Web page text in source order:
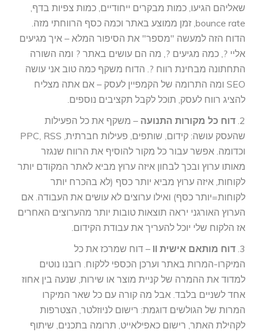
שאליהם הגיעו, כמות מבקרים ייחודיים, כמות צפיות בדף,
bounce rate, זמן ממוצע באתר וכמה כסף הרווחתי מזה.
הדוח הזה למעשה "מספר" את הסיפור המלא – איך מגיעים
אליי ?, כמה מגיעים ?, מה הם עושים באתר ? ומה השורה
התחתונה מבחינת רווח ?. הדוח משקף כמה טוב אני עושה
SEO ומה התרומה של הקמפיין לעסק – אם אתה מצליח
להציג רווח לעסק, תוכל לקבל תקציבים נוספים.
2. דוח כל מקורות התנועה – משקף את כל הפעילות
שהעסק עושה: קידום, שותפים, פעילות חברתית, PPC, RSS
וכדומה. אפשר עבור כל מקור להוסיף את הרווח שנגזר
מאותו ערוץ ובכך לבחון איזה ערוץ מביא לאתר המקודם יותר
לקוחות, איזה ערוץ מביא יותר כסף (לא בהכרח יותר
לקוחות=יותר כסף) ואילו ערוצים לא עושים את העבודה. אם
הערוץ האורגני יראה תוצאות טובות יותר מהערוצים האחרים
אז הלקוח שלי יוכל להעריך את עבודת הקידום.
3. דוח מותאם אישית II
– דוח שמרכז את כל
המיקרו-המרות באתר וערכן הכספי ללקוח. רובנו נוטים
למדוד את ההמרה של קניית מוצר או שירות, שנעה בין אחוז
אחד לשניים בלבד. אבל מה קורה עם כל שאר המיקרו
המרות של הגולשים דוגמת: רישום לניוזלטר, הצטרפות
לקהילת האתר, רישום כאפילאייט, תרומה בתכנים, שיתוף